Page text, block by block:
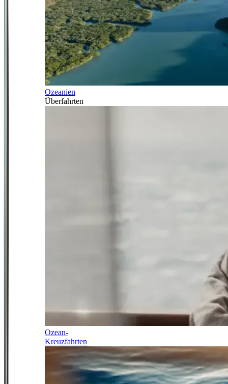
Ozeanien
Überfahrten
Ozean-
Kreuzfahrten